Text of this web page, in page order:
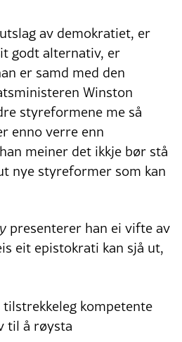
av demokratiet, er
godt alternativ, er
er samd med den
Winston
styreformene me så
enno verre enn
meiner det ikkje bør stå
nye styreformer som kan
presenterer han ei vifte av
eit epistokrati kan sjå ut,
kompetente
til å røysta